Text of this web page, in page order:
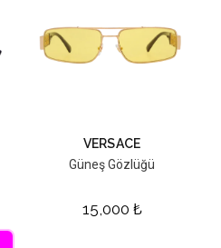
VERSACE
Güneş Gözlüğü
15,000 ₺